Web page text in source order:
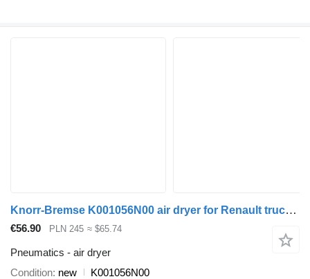
Knorr-Bremse K001056N00 air dryer for Renault truck tractor
€56.90 PLN 245 ≈ $65.74
Pneumatics - air dryer
Condition new
K001056N00